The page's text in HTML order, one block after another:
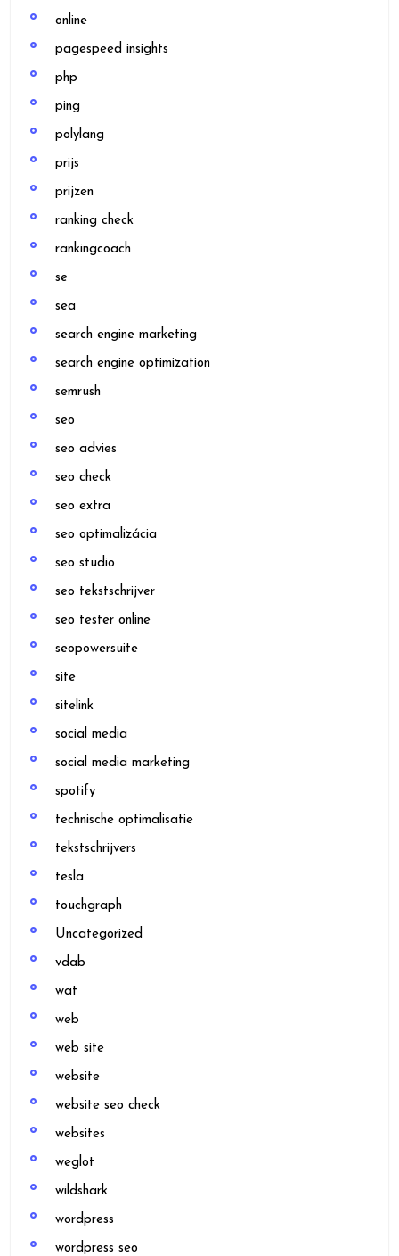
online
pagespeed insights
php
ping
polylang
prijs
prijzen
ranking check
rankingcoach
se
sea
search engine marketing
search engine optimization
semrush
seo
seo advies
seo check
seo extra
seo optimalizácia
seo studio
seo tekstschrijver
seo tester online
seopowersuite
site
sitelink
social media
social media marketing
spotify
technische optimalisatie
tekstschrijvers
tesla
touchgraph
Uncategorized
vdab
wat
web
web site
website
website seo check
websites
weglot
wildshark
wordpress
wordpress seo